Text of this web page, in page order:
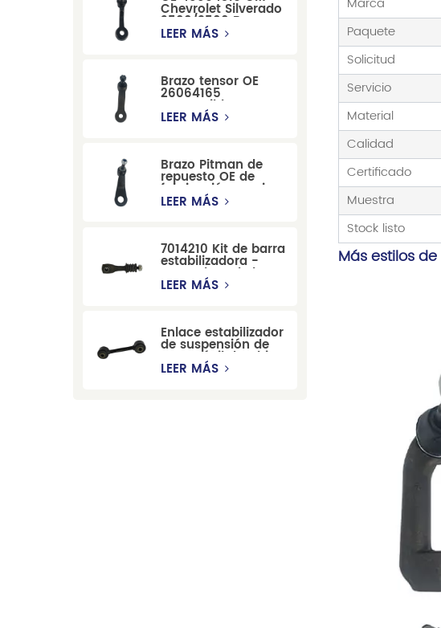
Chevrolet Silverado
2500/3500 Brazo
tensor para una
LEER MÁS
Brazo tensor OE
26064165
compatible con
modelos Cadillac
LEER MÁS
Brazo Pitman de
repuesto OE de
fabricación precisa
12479051, fabricado
Cadillac, Chevrolet
y Hummer.
LEER MÁS
7014210 Kit de barra
estabilizadora -
Reemplazo de barra
estabilizadora de
LEER MÁS
Enlace estabilizador
de suspensión de
automóvil de China
para Chevrolet
LEER MÁS
Paquete
Solicitud
Servicio
Material
Calidad
Certificado
Muestra
Stock listo
Más estilos de